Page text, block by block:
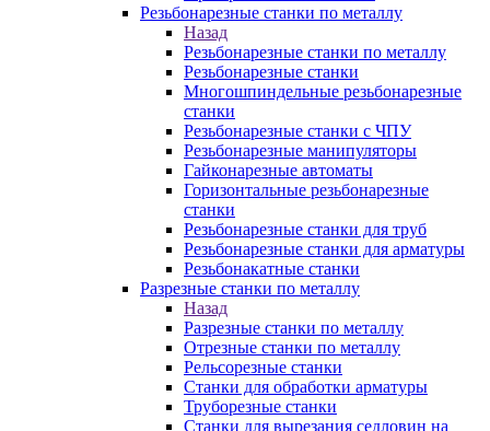
Резьбонарезные станки по металлу
Назад
Резьбонарезные станки по металлу
Резьбонарезные станки
Многошпиндельные резьбонарезные
станки
Резьбонарезные станки с ЧПУ
Резьбонарезные манипуляторы
Гайконарезные автоматы
Горизонтальные резьбонарезные
станки
Резьбонарезные станки для труб
Резьбонарезные станки для арматуры
Резьбонакатные станки
Разрезные станки по металлу
Назад
Разрезные станки по металлу
Отрезные станки по металлу
Рельсорезные станки
Станки для обработки арматуры
Труборезные станки
Станки для вырезания седловин на